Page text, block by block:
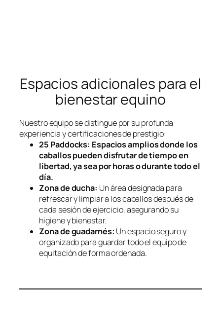
Espacios adicionales para el
bienestar equino
Nuestro equipo se distingue por su profunda
experiencia y certificaciones de prestigio:
25 Paddocks: Espacios amplios donde los
caballos pueden disfrutar de tiempo en
libertad, ya sea por horas o durante todo el
día.
Zona de ducha: Un área designada para
refrescar y limpiar a los caballos después de
cada sesión de ejercicio, asegurando su
higiene y bienestar.
Zona de guadarnés: Un espacio seguro y
organizado para guardar todo el equipo de
equitación de forma ordenada.